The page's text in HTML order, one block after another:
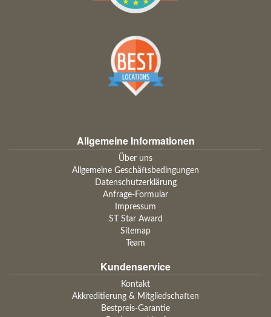
Allgemeine Informationen
Über uns
Allgemeine Geschäftsbedingungen
Datenschutzerklärung
Anfrage-Formular
Impressum
ST Star Award
Sitemap
Team
Kundenservice
Kontakt
Akkreditierung & Mitgliedschaften
Bestpreis-Garantie